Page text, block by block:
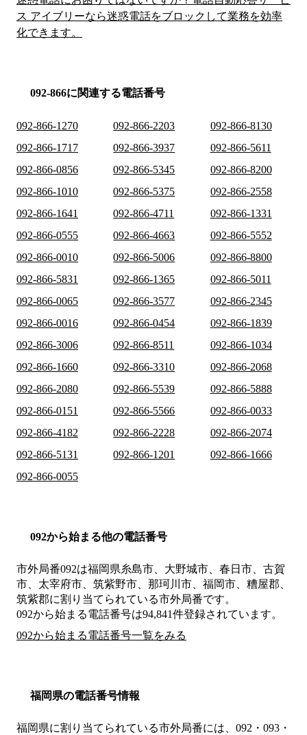
ス アイブリーなら迷惑電話をブロックして業務を効率
化できます。
092-866に関連する電話番号
092-866-1270 092-866-2203
092-866-8130
092-866-1717
092-866-3937
092-866-5611
092-866-0856
092-866-5345
092-866-8200
092-866-1010
092-866-5375
092-866-2558
092-866-1641
092-866-4711
092-866-1331
092-866-0555
092-866-4663
092-866-5552
092-866-0010
092-866-5006
092-866-8800
092-866-5831
092-866-1365
092-866-5011
092-866-0065
092-866-3577
092-866-2345
092-866-0016
092-866-0454
092-866-1839
092-866-3006
092-866-8511
092-866-1034
092-866-1660
092-866-3310
092-866-2068
092-866-2080
092-866-5539
092-866-5888
092-866-0151
092-866-5566
092-866-0033
092-866-4182
092-866-2228
092-866-2074
092-866-5131
092-866-1201
092-866-1666
092-866-0055
092から始まる他の電話番号
市外局番092は福岡県糸島市、大野城市、春日市、古賀
市、太宰府市、筑紫野市、那珂川市、福岡市、糟屋郡、
筑紫郡に割り当てられている市外局番です。
092から始まる電話番号は94,841件登録されています。
092から始まる電話番号一覧をみる
福岡県の電話番号情報
福岡県に割り当てられている市外局番には、092・093・